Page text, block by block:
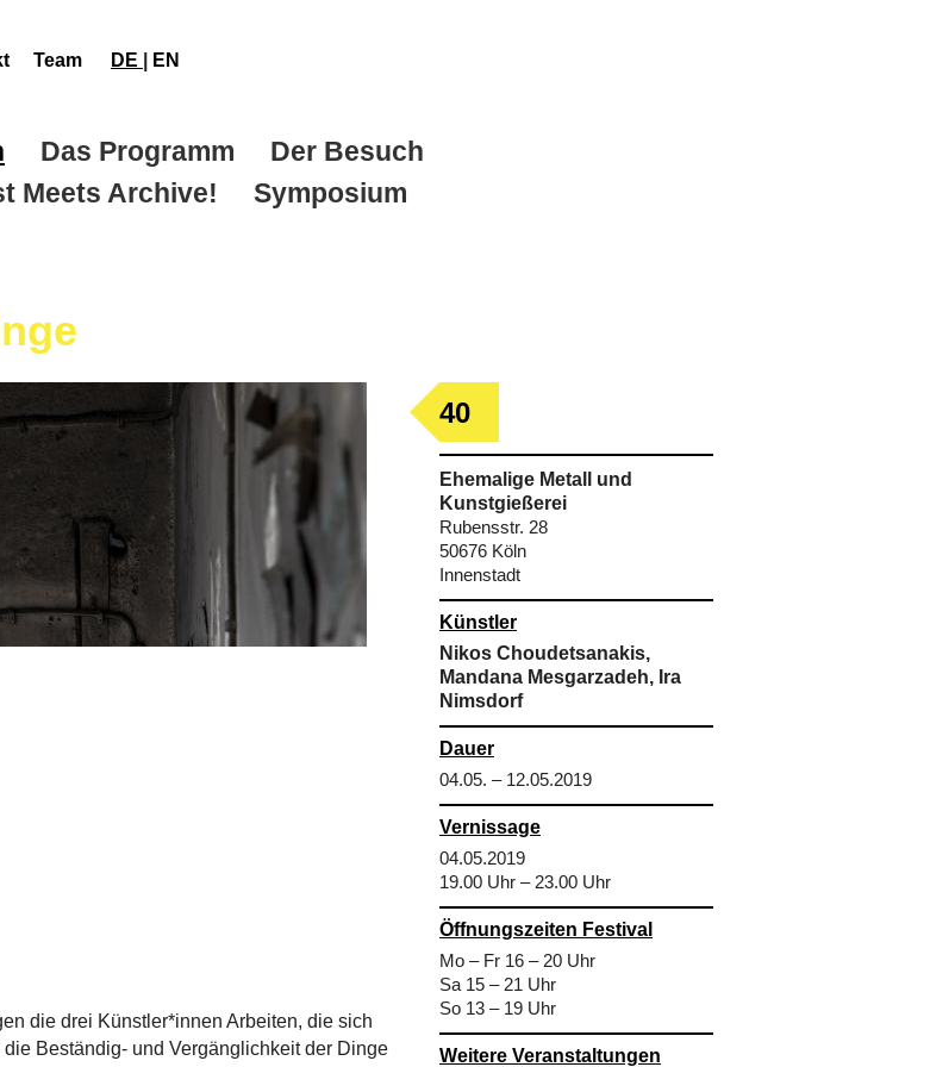
Team DE EN
Das Programm
Der Besuch
Meets Archive!
Symposium
die drei Künstler*innen Arbeiten, die sich
Beständig- und Vergänglichkeit der Dinge
40
Ehemalige Metall und
Kunstgießerei
Rubensstr. 28
50676 Köln
Innenstadt
Künstler
Nikos Choudetsanakis,
Mandana Mesgarzadeh, Ira
Nimsdorf
Dauer
04.05. – 12.05.2019
Vernissage
04.05.2019
19.00 Uhr – 23.00 Uhr
Öffnungszeiten Festival
Mo – Fr 16 – 20 Uhr
Sa 15 – 21 Uhr
So 13 – 19 Uhr
Weitere Veranstaltungen